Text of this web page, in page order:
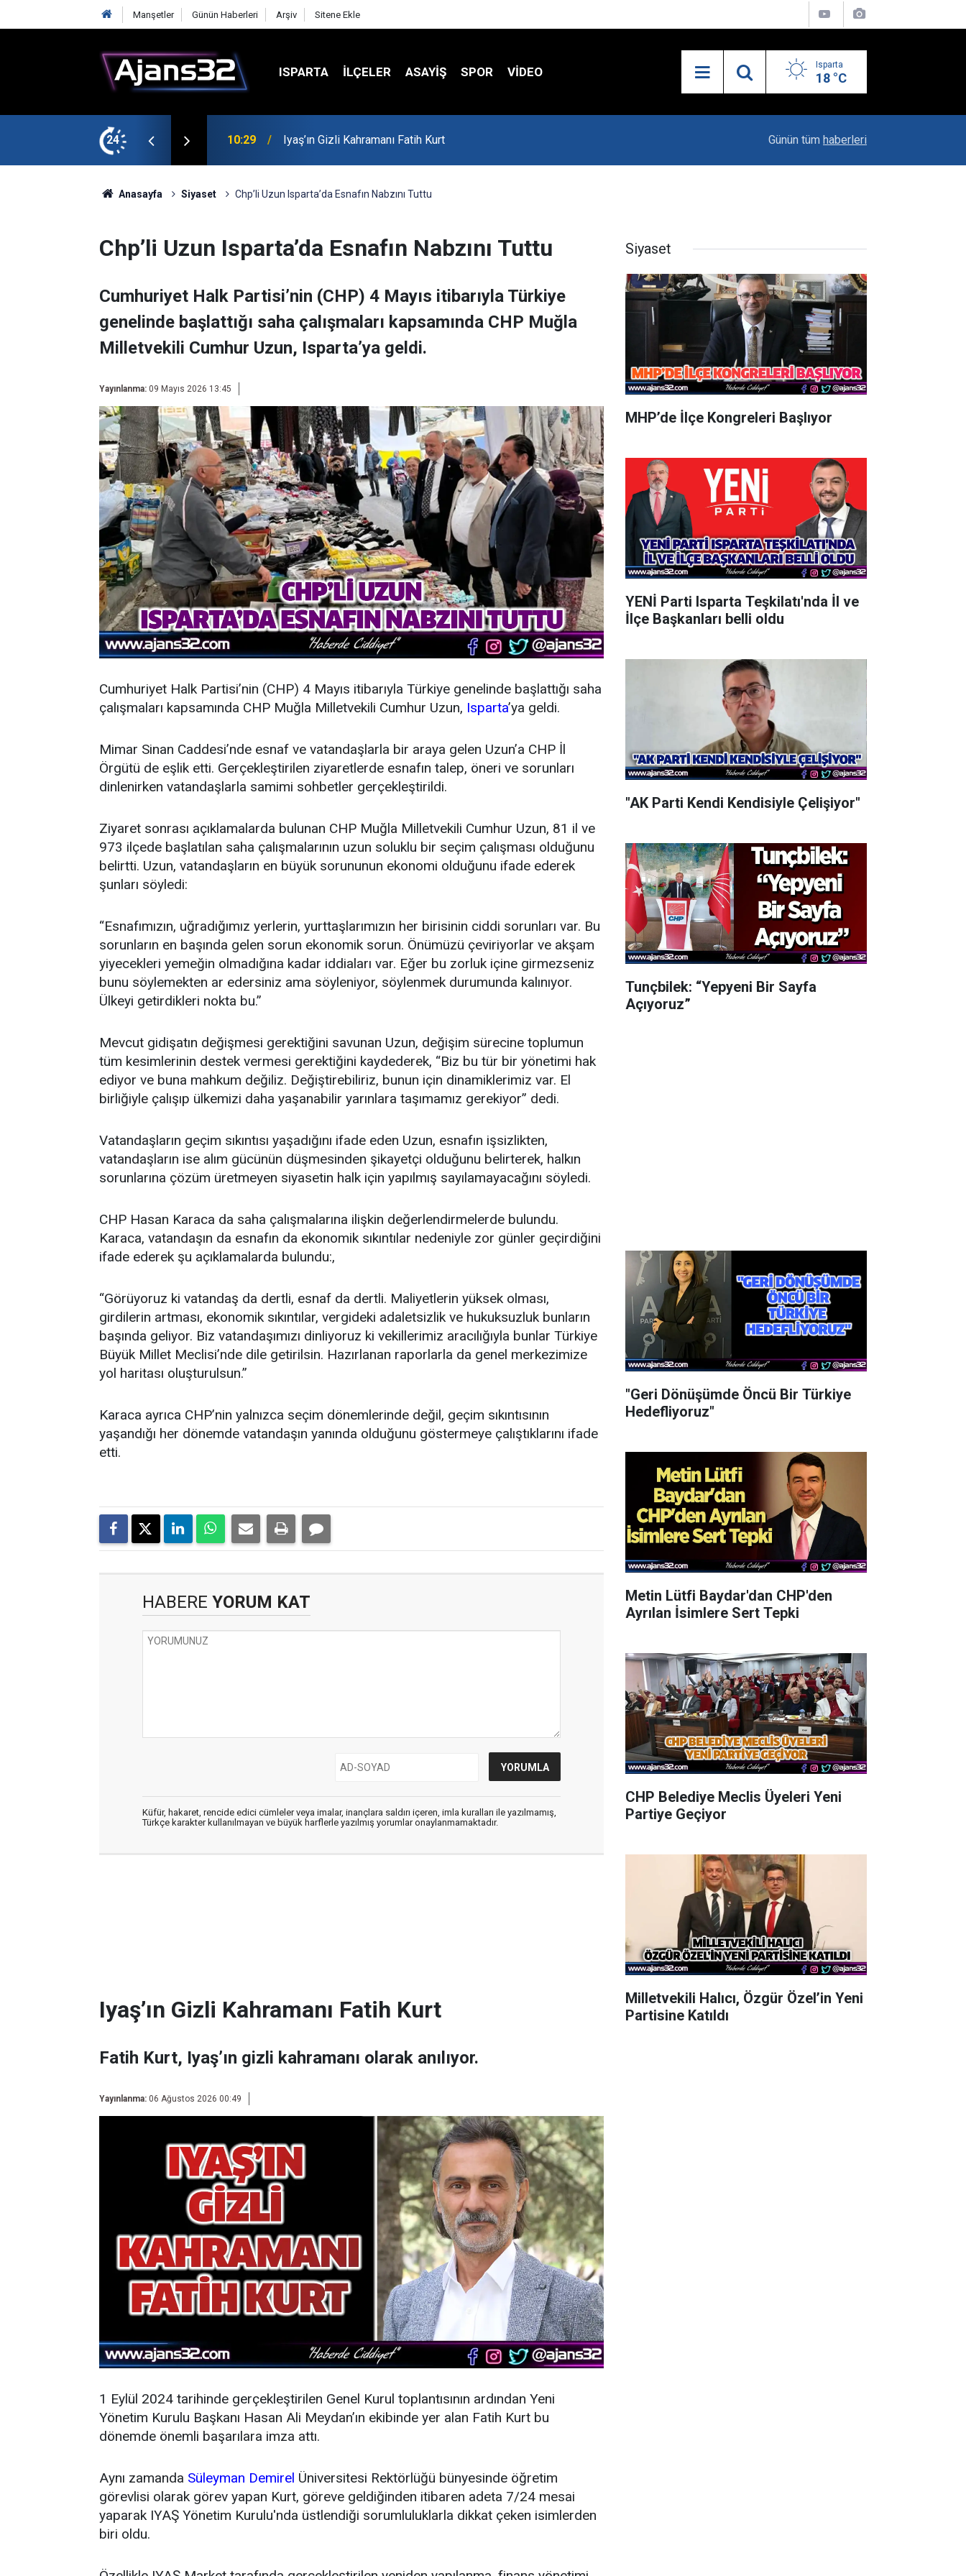
Manşetler Günün Haberleri Arşiv Sitene Ekle
ISPARTA İLÇELER ASAYİŞ SPOR VIDEO Isparta
18 °C
24 00:52 Isparta'da Asker Eğlencesinde Kavga Çıktı Uzaktan Hasta Değerlendirme Sistemi İle Yeni
Günün tüm haberleri
Anasayfa Siyaset Chp’li Uzun Isparta’da Esnafın Nabzını Tuttu
Chp’li Uzun Isparta’da Esnafın Nabzını Tuttu
Cumhuriyet Halk Partisi’nin (CHP) 4 Mayıs itibarıyla Türkiye
genelinde başlattığı saha çalışmaları kapsamında CHP Muğla
Milletvekili Cumhur Uzun, Isparta’ya geldi.
Yayınlanma: 09 Mayıs 2026 13:45
Cumhuriyet Halk Partisi’nin (CHP) 4 Mayıs itibarıyla Türkiye genelinde başlattığı saha
çalışmaları kapsamında CHP Muğla Milletvekili Cumhur Uzun, Isparta’ya geldi.
Mimar Sinan Caddesi’nde esnaf ve vatandaşlarla bir araya gelen Uzun’a CHP İl
Örgütü de eşlik etti. Gerçekleştirilen ziyaretlerde esnafın talep, öneri ve sorunları
dinlenirken vatandaşlarla samimi sohbetler gerçekleştirildi.
Ziyaret sonrası açıklamalarda bulunan CHP Muğla Milletvekili Cumhur Uzun, 81 il ve
973 ilçede başlatılan saha çalışmalarının uzun soluklu bir seçim çalışması olduğunu
belirtti. Uzun, vatandaşların en büyük sorununun ekonomi olduğunu ifade ederek
şunları söyledi:
“Esnafımızın, uğradığımız yerlerin, yurttaşlarımızın her birisinin ciddi sorunları var. Bu
sorunların en başında gelen sorun ekonomik sorun. Önümüzü çeviriyorlar ve akşam
yiyecekleri yemeğin olmadığına kadar iddiaları var. Eğer bu zorluk içine girmezseniz
bunu söylemekten ar edersiniz ama söyleniyor, söylenmek durumunda kalınıyor.
Ülkeyi getirdikleri nokta bu.”
Mevcut gidişatın değişmesi gerektiğini savunan Uzun, değişim sürecine toplumun
tüm kesimlerinin destek vermesi gerektiğini kaydederek, “Biz bu tür bir yönetimi hak
ediyor ve buna mahkum değiliz. Değiştirebiliriz, bunun için dinamiklerimiz var. El
birliğiyle çalışıp ülkemizi daha yaşanabilir yarınlara taşımamız gerekiyor” dedi.
Vatandaşların geçim sıkıntısı yaşadığını ifade eden Uzun, esnafın işsizlikten,
vatandaşların ise alım gücünün düşmesinden şikayetçi olduğunu belirterek, halkın
sorunlarına çözüm üretmeyen siyasetin halk için yapılmış sayılamayacağını söyledi.
CHP Hasan Karaca da saha çalışmalarına ilişkin değerlendirmelerde bulundu.
Karaca, vatandaşın da esnafın da ekonomik sıkıntılar nedeniyle zor günler geçirdiğini
ifade ederek şu açıklamalarda bulundu:,
“Görüyoruz ki vatandaş da dertli, esnaf da dertli. Maliyetlerin yüksek olması,
girdilerin artması, ekonomik sıkıntılar, vergideki adaletsizlik ve hukuksuzluk bunların
başında geliyor. Biz vatandaşımızı dinliyoruz ki vekillerimiz aracılığıyla bunlar Türkiye
Büyük Millet Meclisi’nde dile getirilsin. Hazırlanan raporlarla da genel merkezimize
yol haritası oluşturulsun.”
Karaca ayrıca CHP’nin yalnızca seçim dönemlerinde değil, geçim sıkıntısının
yaşandığı her dönemde vatandaşın yanında olduğunu göstermeye çalıştıklarını ifade
etti.
HABERE YORUM KAT
Küfür, hakaret, rencide edici cümleler veya imalar, inançlara saldırı içeren, imla kuralları ile yazılmamış,
Türkçe karakter kullanılmayan ve büyük harflerle yazılmış yorumlar onaylanmamaktadır.
Iyaş’ın Gizli Kahramanı Fatih Kurt
Fatih Kurt, Iyaş’ın gizli kahramanı olarak anılıyor.
Yayınlanma: 06 Ağustos 2026 00:49
1 Eylül 2024 tarihinde gerçekleştirilen Genel Kurul toplantısının ardından Yeni
Yönetim Kurulu Başkanı Hasan Ali Meydan’ın ekibinde yer alan Fatih Kurt bu
dönemde önemli başarılara imza attı.
Aynı zamanda Süleyman Demirel Üniversitesi Rektörlüğü bünyesinde öğretim
görevlisi olarak görev yapan Kurt, göreve geldiğinden itibaren adeta 7/24 mesai
yaparak IYAŞ Yönetim Kurulu'nda üstlendiği sorumluluklarla dikkat çeken isimlerden
biri oldu.
Siyaset
MHP’de İlçe Kongreleri Başlıyor
YENİ Parti Isparta Teşkilatı'nda İl ve
İlçe Başkanları belli oldu
"AK Parti Kendi Kendisiyle Çelişiyor"
Tunçbilek: “Yepyeni Bir Sayfa
Açıyoruz”
"Geri Dönüşümde Öncü Bir Türkiye
Hedefliyoruz"
Metin Lütfi Baydar'dan CHP'den
Ayrılan İsimlere Sert Tepki
CHP Belediye Meclis Üyeleri Yeni
Partiye Geçiyor
Milletvekili Halıcı, Özgür Özel’in Yeni
Partisine Katıldı